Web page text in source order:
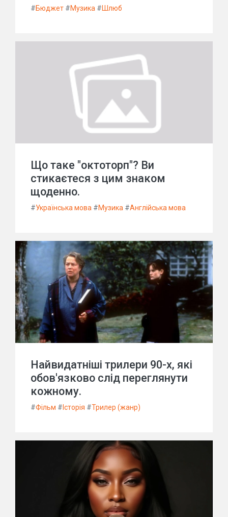
#Бюджет #Музика #Шлюб
Що таке "октоторп"? Ви
стикаєтеся з цим знаком
щоденно.
#Українська мова #Музика #Англійська мова
Найвидатніші трилери 90-х, які
обов'язково слід переглянути
кожному.
#Фільм # Історія #Трилер (жанр)